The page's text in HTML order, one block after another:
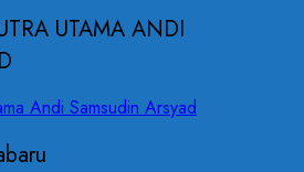
UTAMA ANDI